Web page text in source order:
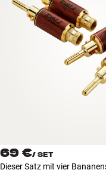
MARKEN
NEUHEITEN
Bauen mit Klang
69 €/ SET
Dieser Satz mit vier